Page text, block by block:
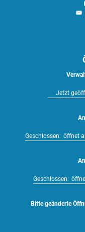
Klicken, um
Jetzt
Klicken, um weitere
Geschlossen: öffnet
Klicken, um
Geschlossen:
Bitte geänderte